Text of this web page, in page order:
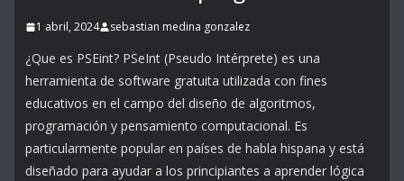
1 abril, 2024 sebastian medina gonzalez
¿Que es PSEint? PSeInt (Pseudo Intérprete) es una
herramienta de software gratuita utilizada con fines
educativos en el campo del diseño de algoritmos,
programación y pensamiento computacional. Es
particularmente popular en países de habla hispana y está
diseñado para ayudar a los principiantes a aprender lógica